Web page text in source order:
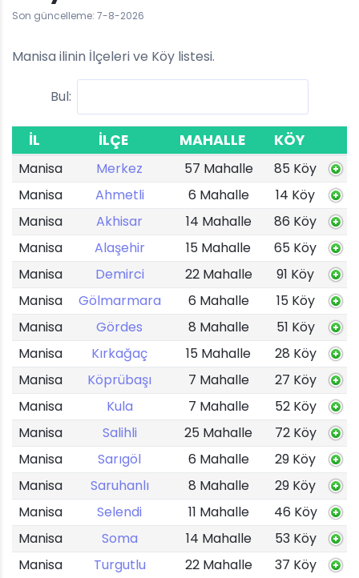
Son güncelleme: 7-8-2026
Manisa ilinin İlçeleri ve Köy listesi.
Bul:
İL İLÇE MAHALLE KÖY
Manisa Merkez 57 Mahalle
85 Köy
Manisa
Ahmetli 6 Mahalle
14 Köy
Manisa
Akhisar 14 Mahalle
86 Köy
Manisa
Alaşehir 15 Mahalle
65 Köy
Manisa
Demirci 22 Mahalle
91 Köy
Manisa
Gölmarmara 6 Mahalle
15 Köy
Manisa
Gördes 8 Mahalle
51 Köy
Manisa
Kırkağaç 15 Mahalle
28 Köy
Manisa
Köprübaşı 7 Mahalle
27 Köy
Manisa
Kula 7 Mahalle
52 Köy
Manisa
Salihli 25 Mahalle
72 Köy
Manisa
Sarıgöl 6 Mahalle
29 Köy
Manisa
Saruhanlı 8 Mahalle
29 Köy
Manisa
Selendi 11 Mahalle
46 Köy
Manisa
Soma 14 Mahalle
53 Köy
Manisa
Turgutlu 22 Mahalle 37 Köy